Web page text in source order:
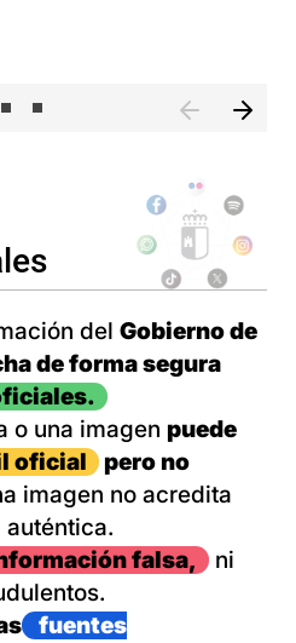
del Gobierno de
de forma segura
o una imagen puede
oficial
pero no
imagen no acredita
auténtica.
falsa,
ni
fuentes